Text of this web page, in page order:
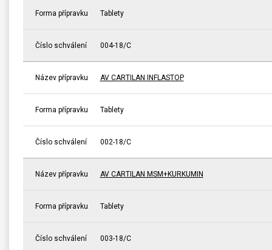
Forma přípravku Tablety
Číslo schválení 004-18/C
Název přípravku AV CARTILAN INFLASTOP
Forma přípravku Tablety
Číslo schválení 002-18/C
Název přípravku AV CARTILAN MSM+KURKUMIN
Forma přípravku Tablety
Číslo schválení 003-18/C